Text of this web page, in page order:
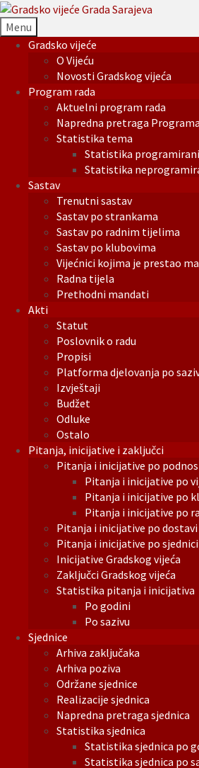
Menu
Gradsko vijeće
O Vijeću
Novosti Gradskog vijeća
Program rada
Aktuelni program rada
Napredna pretraga
Statistika tema
Statistika
Statistika
Sastav
Trenutni sastav
Sastav po strankama
Sastav po radnim tijelima
Sastav po klubovima
Vijećnici kojima je prestao
Radna tijela
Prethodni mandati
Akti
Statut
Poslovnik o radu
Propisi
Platforma djelovanja po
Izvještaji
Budžet
Odluke
Ostalo
Pitanja, inicijative i zaključci
Pitanja i inicijative po
Pitanja i inicijative po
Pitanja i inicijative po
Pitanja i inicijative po
Pitanja i inicijative po dostavi
Pitanja i inicijative po sjednici
Inicijative Gradskog vijeća
Zaključci Gradskog vijeća
Statistika pitanja i inicijativa
Po godini
Po sazivu
Sjednice
Arhiva zaključaka
Arhiva poziva
Održane sjednice
Realizacije sjednica
Napredna pretraga sjednica
Statistika sjednica
Statistika sjednica po
Statistika sjednica po